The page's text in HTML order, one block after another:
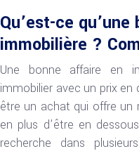
Qu’est-ce
immobilière ?
Une bonne affaire en
immobilier avec un prix
être un achat qui offre un
en plus d’être en
recherche dans